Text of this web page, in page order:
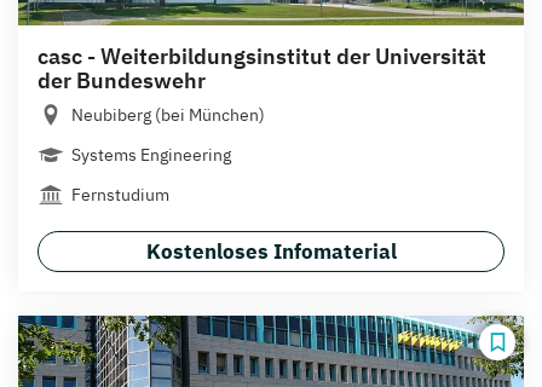
casc - Weiterbildungsinstitut der Universität
der Bundeswehr
Neubiberg (bei München)
Systems Engineering
Fernstudium
Kostenloses Infomaterial